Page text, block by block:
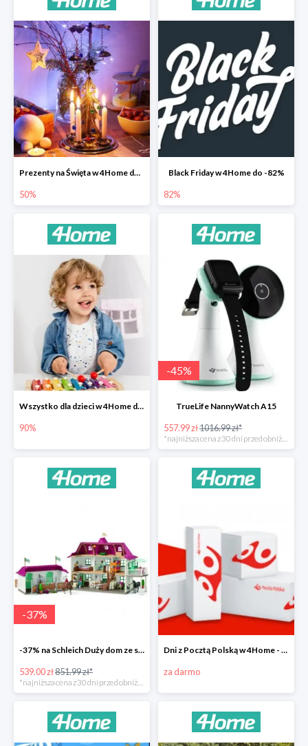
Prezenty na Święta w 4Home do -50%
50%
Black Friday w 4Home do -82%
82%
Wszystko dla dzieci w 4Home do -90%
90%
-45%
TrueLife NannyWatch A15
557.99 zł1016.99 zł*
-37%
-37% na Schleich Duży dom ze stajnią i akcesoriami 96 cm
539.00 zł851.99 zł*
*najniższa cena z 30 dni przed obniżką
Dni z Pocztą Polską w 4Home - darmowa dostawa
za darmo